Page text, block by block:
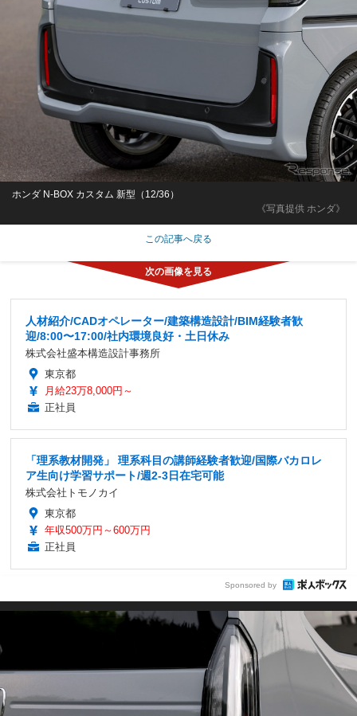
《写真提供 ホンダ》
ホンダ N-BOX カスタム 新型（12/36）
この記事へ戻る
人材紹介/CADオペレーター/建築構造設計/BIM経験者歓
迎/8:00〜17:00/社内環境良好・土日休み
株式会社盛本構造設計事務所
東京都
月給23万8,000円～
正社員
「理系教材開発」 理系科目の講師経験者歓迎/国際バカロレ
ア生向け学習サポート/週2-3日在宅可能
株式会社トモノカイ
東京都
年収500万円～600万円
正社員
Sponsored by